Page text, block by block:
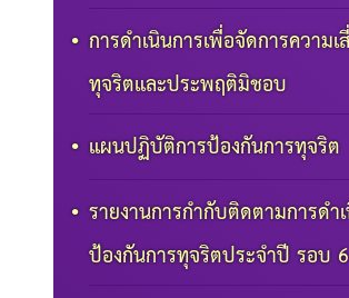
การดำเนินการเพื่อจัดการความเ
ทุจริตและประพฤติมิชอบ
แผนปฏิบัติการป้องกันการทุจริต
รายงานการกำกับติดตามการดำ
ป้องกันการทุจริตประจำปี รอบ